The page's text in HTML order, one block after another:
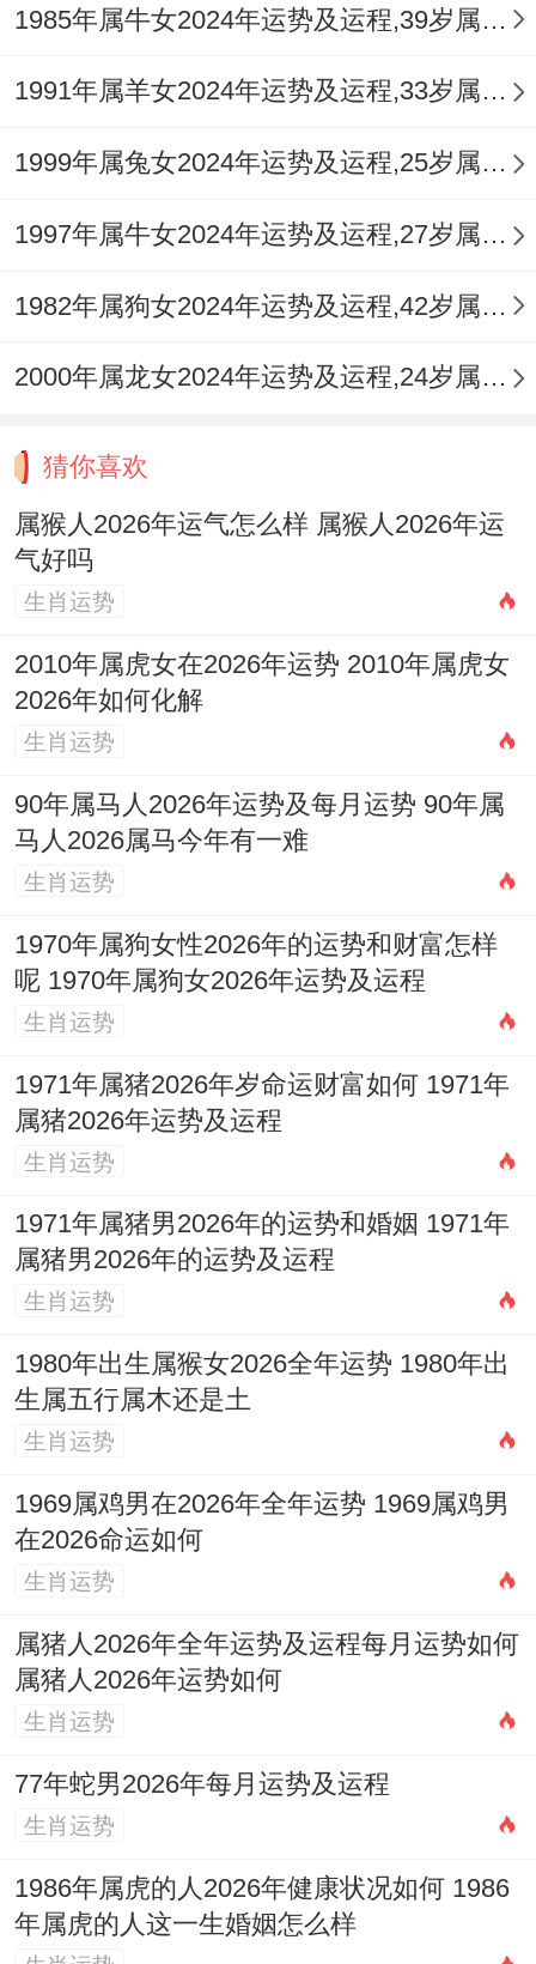
摆件适用于东北方文昌位，助事业学业提
据五行生克，那猴人2026年宜多用白色或金
色物品，以补金气不足。
流年吉凶交织，那开运需内外兼修，以风水
护宅，那雄狮佩刀形象震慑煞气，护佑家宅
素，如游泳或养鱼，以平衡火旺之势，从命
理角度，那定期静心冥想可缓解压力，从而
提升整体运势能量。
不同年份属猴人2026年运程逐年详解
依据出生年份，那运势各有区别，以1956年
丙申猴为例，流年遇「伏吟」，主健康需格
外关注，但将星高照，那晚年生活仍显活
力，而1968年戊申猴，那财星旺盛，唯防投
资风险，结合保守步骤可获收益，1980年庚
申猴，那官运亨通，事业有晋升机遇，但伴
口舌是非，需谨言慎行，1992年壬申猴，那
桃花旺动，感情易有新进展，可借「红鸾」
星力把握良缘，2004年甲申猴，那学业压力
大，但文昌位助运，那努力可获佳绩，2016
年丙申猴，那童年运势平稳，唯健康小恙，
家长需细心照料。
对于1920年或2004年之前生人那流年逢
「天克地冲」。主变动较大，但那以不变应
万变为上策，以具体年份论，那1944年甲申
猴健康运佳，可享受天伦之乐；而1978年戊
申猴则事业遇瓶颈，需借贵人扶持突破，据
五行补益，那年长猴人多补充木元素，如绿
色装饰，以生火调候；年轻猴人则注重金元
素，如金属饰品，以制火保平安，通观不同
年份，那运势虽异，但积极应对皆可趋吉避
凶。
属猴人2026年月份运势逐月详解
谐，但以财运论，那开销增大，需节流，二
耐可过渡，三月辰月那「印星」化杀，学习
进修佳期，可提升技能，四月巳月那「劫
1985年属牛女2024年运势及运程,39岁属牛人2024全年每月运势女性如何
1991年属羊女2024年运势及运程,33岁属羊人2024全年每月运势女性如何
1999年属兔女2024年运势及运程,25岁属兔人2024全年每月运势女性如何
1997年属牛女2024年运势及运程,27岁属牛人2024全年每月运势女性如何
1982年属狗女2024年运势及运程,42岁属狗人2024全年每月运势女性如何
2000年属龙女2024年运势及运程,24岁属龙人2024全年每月运势女性如何
猜你喜欢
属猴人2026年运气怎么样 属猴人2026年运
气好吗
生肖运势
2010年属虎女在2026年运势 2010年属虎女
2026年如何化解
生肖运势
90年属马人2026年运势及每月运势 90年属
马人2026属马今年有一难
生肖运势
1970年属狗女性2026年的运势和财富怎样
呢 1970年属狗女2026年运势及运程
生肖运势
1971年属猪2026年岁命运财富如何 1971年
属猪2026年运势及运程
生肖运势
1971年属猪男2026年的运势和婚姻 1971年
属猪男2026年的运势及运程
生肖运势
1980年出生属猴女2026全年运势 1980年出
生属五行属木还是土
生肖运势
1969属鸡男在2026年全年运势 1969属鸡男
在2026命运如何
生肖运势
属猪人2026年全年运势及运程每月运势如何
属猪人2026年运势如何
生肖运势
77年蛇男2026年每月运势及运程
生肖运势
1986年属虎的人2026年健康状况如何 1986
年属虎的人这一生婚姻怎么样